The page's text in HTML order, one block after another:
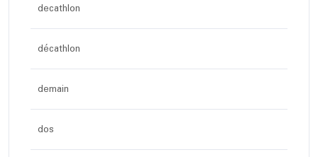
decathlon
décathlon
demain
dos